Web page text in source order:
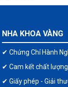
NHA KHOA VÀNG
✔ Chứng Chỉ Hành
✔ Cam kết chất lượng
✔ Giấy phép - Giải